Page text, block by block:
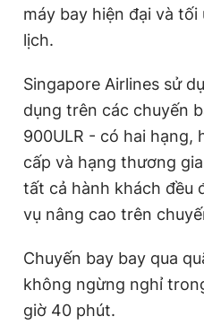
Thông tin tòa soạn
Đọc Thanh Niên trên điện
Theo dõi báo trên
máy bay hiện đại và
lịch.
Singapore Airlines sử
dụng trên các chuyến
900ULR - có hai hạng,
cấp và hạng thương
tất cả hành khách đều
vụ nâng cao trên
Chuyến bay bay qua
không ngừng nghỉ
giờ 40 phút.